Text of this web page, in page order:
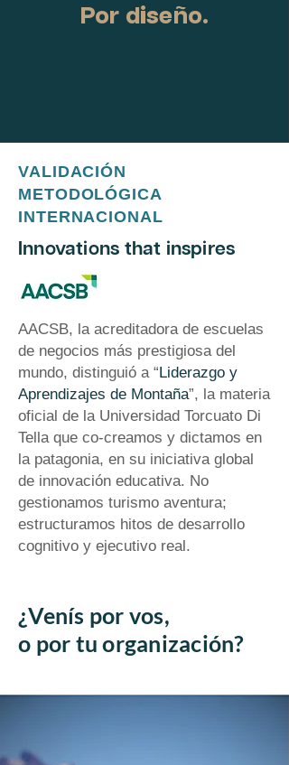
Por diseño.
VALIDACIÓN
METODOLÓGICA
INTERNACIONAL
Innovations that inspires
AACSB, la acreditadora de escuelas
de negocios más prestigiosa del
mundo, distinguió a “Liderazgo y
Aprendizajes de Montaña”, la materia
oficial de la Universidad Torcuato Di
Tella que co-creamos y dictamos en
la patagonia, en su iniciativa global
de innovación educativa. No
gestionamos turismo aventura;
estructuramos hitos de desarrollo
cognitivo y ejecutivo real.
¿Venís por vos,
o por tu organización?